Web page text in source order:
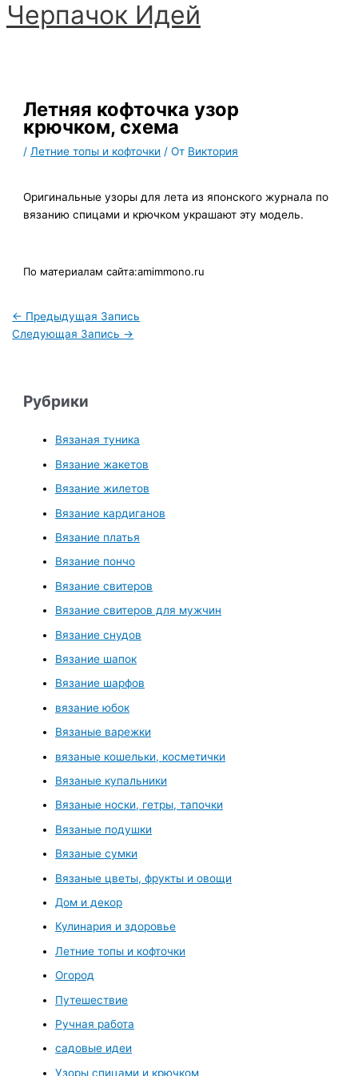
Перейти
к
Черпачoк Идей
Летняя кофточка узор
крючком, схема
/ Летние топы и кофточки / От Виктория
Оригинальные узоры для лета из японского журнала по
вязанию спицами и крючком украшают эту модель.
По материалам сайта:amimmono.ru
← Предыдущая Запись
Следующая Запись →
Рубрики
Вязаная туника
Вязание жакетов
Вязание жилетов
Вязание кардиганов
Вязание платья
Вязание пончо
Вязание свитеров
Вязание свитеров для мужчин
Вязание снудов
Вязание шапок
Вязание шарфов
вязание юбок
Вязаные варежки
вязаные кошельки, косметички
Вязаные купальники
Вязаные носки, гетры, тапочки
Вязаные подушки
Вязаные сумки
Вязаные цветы, фрукты и овощи
Дом и декор
Кулинария и здоровье
Летние топы и кофточки
Огород
Путешествие
Ручная работа
садовые идеи
Узоры спицами и крючком